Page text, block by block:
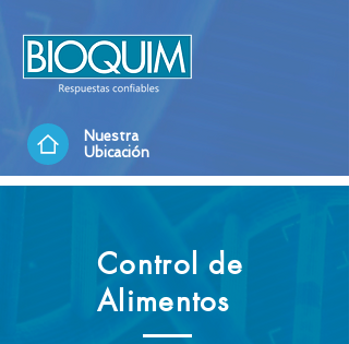
Nuestra
Ubicación
Control de
Alimentos